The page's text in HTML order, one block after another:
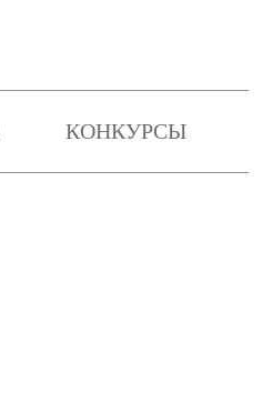
КОНКУРСЫ